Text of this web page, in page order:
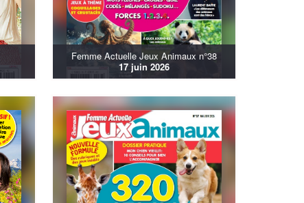
Femme Actuelle Jeux Animaux n°38
17 juin 2026